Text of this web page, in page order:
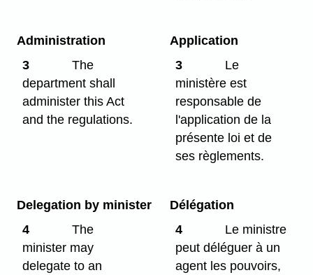
Administration
3
The
department shall
administer this Act
and the regulations.
Application
3
Le
ministère est
responsable de
l'application de la
présente loi et de
ses règlements.
Delegation by minister
4
The
minister may
delegate to an
Délégation
4
Le ministre
peut déléguer à un
agent les pouvoirs,